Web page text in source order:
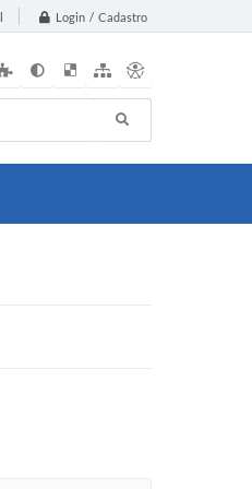
Login / Cadastro